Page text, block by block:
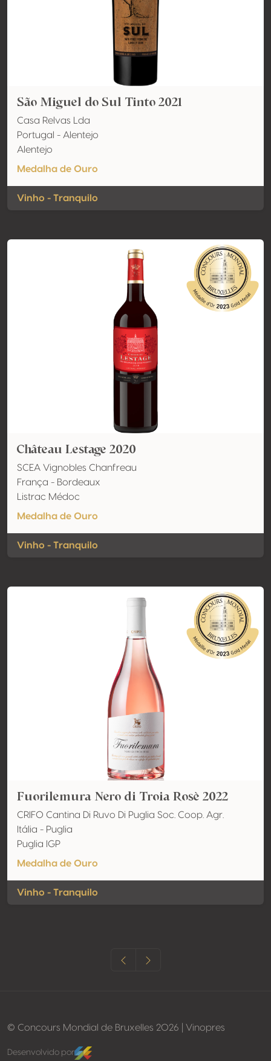
São Miguel do Sul Tinto 2021
Casa Relvas Lda
Portugal - Alentejo
Alentejo
Medalha de Ouro
Vinho - Tranquilo
Château Lestage 2020
SCEA Vignobles Chanfreau
França - Bordeaux
Listrac Médoc
Medalha de Ouro
Vinho - Tranquilo
Fuorilemura Nero di Troia Rosè 2022
CRIFO Cantina Di Ruvo Di Puglia Soc. Coop. Agr.
Itália - Puglia
Puglia IGP
Medalha de Ouro
Vinho - Tranquilo
© Concours Mondial de Bruxelles 2026 | Vinopres
Desenvolvido por